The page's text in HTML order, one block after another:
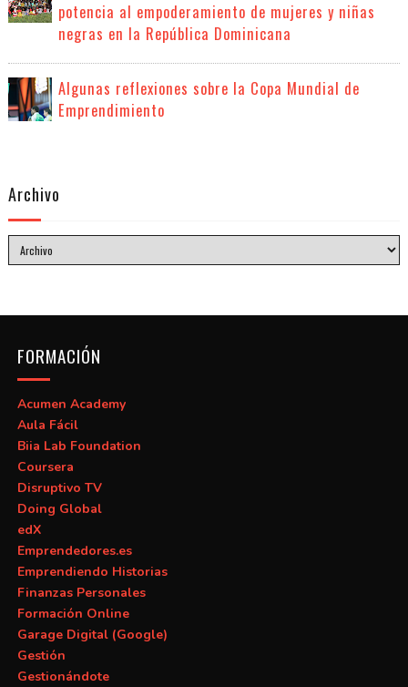
potencia al empoderamiento de mujeres y niñas
negras en la República Dominicana
Algunas reflexiones sobre la Copa Mundial de
Emprendimiento
Archivo
FORMACIÓN
Acumen Academy
Aula Fácil
Biia Lab Foundation
Coursera
Disruptivo TV
Doing Global
edX
Emprendedores.es
Emprendiendo Historias
Finanzas Personales
Formación Online
Garage Digital (Google)
Gestión
Gestionándote